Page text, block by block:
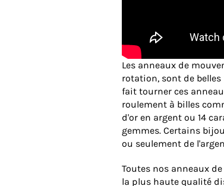
Les anneaux de
rotation, sont de
fait tourner ces
roulement à billes
d'or en argent ou 14
gemmes. Certains
ou seulement de
Toutes nos anneaux
la plus haute qualité